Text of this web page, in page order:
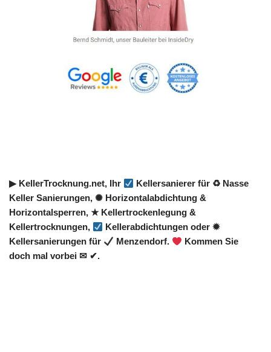
▶︎ KellerTrocknung.net, Ihr
Kellersanierer für ♻ Nasse
Keller Sanierungen, ✺ Horizontalabdichtung &
Horizontalsperren, ★ Kellertrockenlegung &
Kellertrocknungen,
Kellerabdichtungen oder ✹
Kellersanierungen für
Menzendorf.
Kommen Sie
doch mal vorbei ✉ ✔.